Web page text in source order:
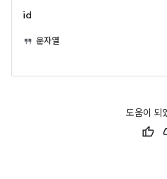
id
문자열
도움이 되